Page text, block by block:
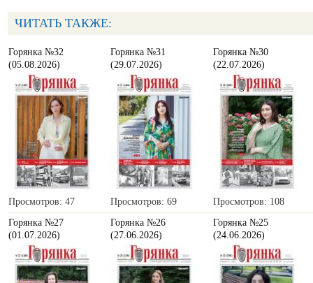
ЧИТАТЬ ТАКЖЕ:
Горянка №32
(05.08.2026)
Просмотров: 47
Горянка №31
(29.07.2026)
Просмотров: 69
Горянка №30
(22.07.2026)
Просмотров: 108
Горянка №27
(01.07.2026)
Горянка №26
(27.06.2026)
Горянка №25
(24.06.2026)